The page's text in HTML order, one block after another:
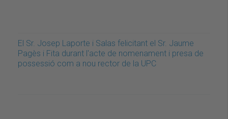
El Sr. Josep Laporte i Salas felicitant el Sr. Jaume
Pagès i Fita durant l'acte de nomenament i presa de
possessió com a nou rector de la UPC